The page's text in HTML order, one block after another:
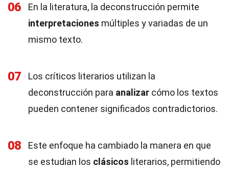
06
En la literatura, la deconstrucción permite
interpretaciones múltiples y variadas de un
mismo texto.
07
Los críticos literarios utilizan la
deconstrucción para analizar cómo los textos
pueden contener significados contradictorios.
08
Este enfoque ha cambiado la manera en que
se estudian los clásicos literarios, permitiendo